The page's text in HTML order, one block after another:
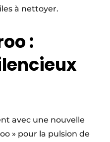
à nettoyer.
:
avec une nouvelle
» pour la pulsion de